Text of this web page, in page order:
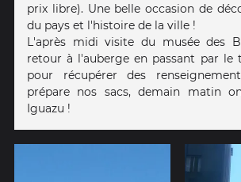
prix libre). Une belle occasion de
du pays et l'histoire de la ville !
L'après midi visite du musée des
retour à l'auberge en passant par le
pour récupérer des
prépare nos sacs, demain matin
Iguazu !